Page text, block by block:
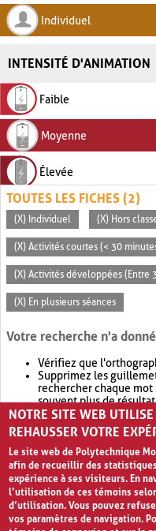
Individuel
INTENSITÉ D'ANIMATION
Faible
Moyenne
Élevée
TOUTES LES FICHES (2)
(X) Individuel (X) Hors
(X) Activités courtes (< 30
(X) Activités développées (Entre
(X) En plusieurs séances
Votre recherche n'a
Vérifiez que
Supprimez les
rechercher chaque mot
souvent plus de
Envisagez d'élargir
retournera souvent
NOTRE SITE WEB
REHAUSSER VOTRE
Le site web de Polytechnique
afin de recueillir des
expérience à ses visiteurs. En
l’utilisation de ces témoins
d’utilisation. Vous pouvez
vos paramètres de navigation.